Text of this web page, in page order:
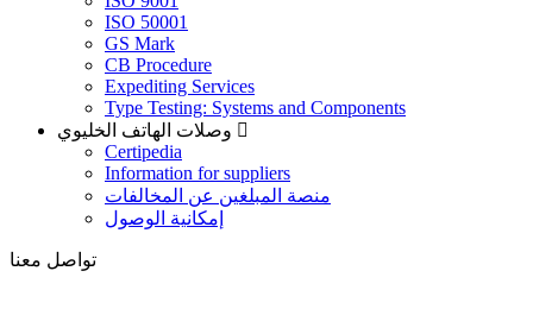
ISO 50001
GS Mark
CB Procedure
Expediting Services
Type Testing: Systems and Components
Certipedia
Information for suppliers
منصة المبلغين عن المخالفات
إمكانية الوصول
تواصل معنا